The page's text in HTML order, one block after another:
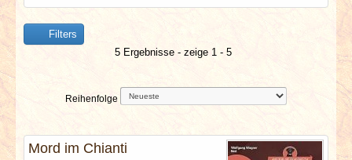
NEWS & DATES
BERICHTE
VERLOSUNGEN
Filters
5 Ergebnisse - zeige 1 - 5
Reihenfolge
Mord im Chianti